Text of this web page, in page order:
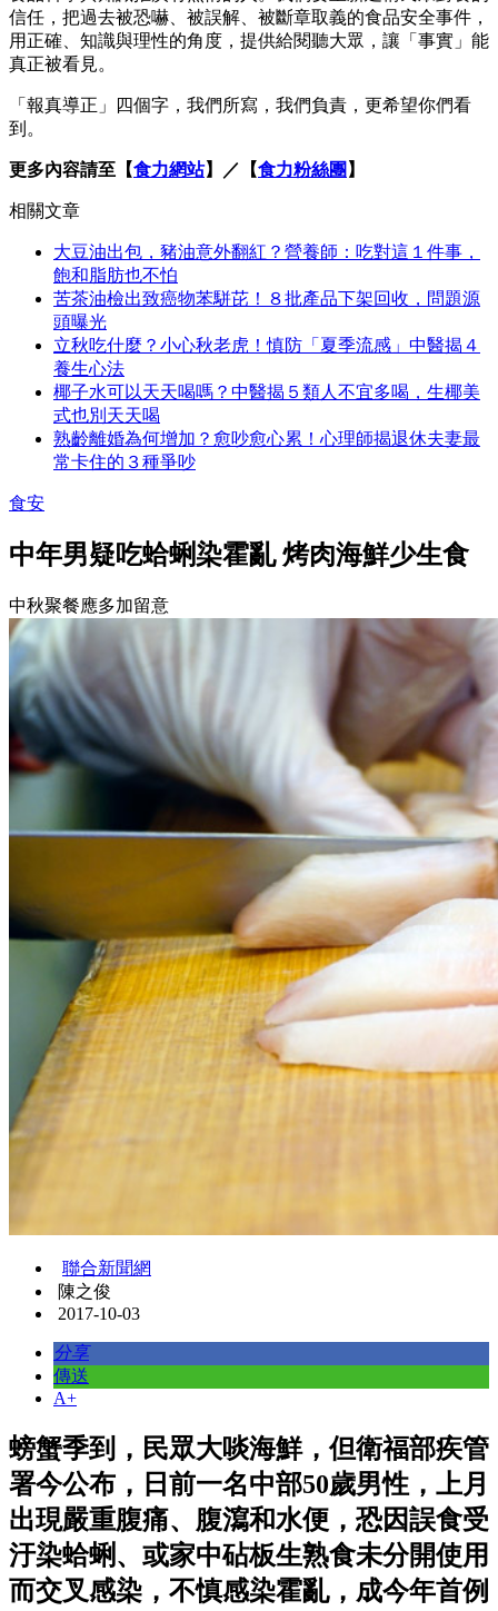
信任，把過去被恐嚇、被誤解、被斷章取義的食品安全事件，
用正確、知識與理性的角度，提供給閱聽大眾，讓「事實」能
真正被看見。
「報真導正」四個字，我們所寫，我們負責，更希望你們看
到。
更多內容請至【食力網站】／【食力粉絲團 】
相關文章
大豆油出包，豬油意外翻紅？營養師：吃對這１件事，
飽和脂肪也不怕
苦茶油檢出致癌物苯駢芘！８批產品下架回收，問題源
頭曝光
立秋吃什麼？小心秋老虎！慎防「夏季流感」中醫揭４
養生心法
椰子水可以天天喝嗎？中醫揭５類人不宜多喝，生椰美
式也別天天喝
熟齡離婚為何增加？愈吵愈心累！心理師揭退休夫妻最
常卡住的３種爭吵
食安
中年男疑吃蛤蜊染霍亂 烤肉海鮮少生食
中秋聚餐應多加留意
聯合新聞網
陳之俊
2017-10-03
分享
傳送
A+
螃蟹季到，民眾大啖海鮮，但衛福部疾管
署今公布，日前一名中部50歲男性，上月
出現嚴重腹痛、腹瀉和水便，恐因誤食受
汙染蛤蜊、或家中砧板生熟食未分開使用
而交叉感染，不慎感染霍亂，成今年首例